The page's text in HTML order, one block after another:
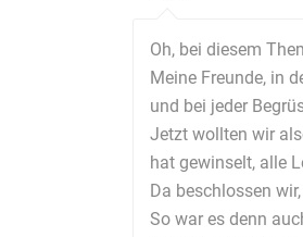
Oh, bei diesem
Meine Freunde, in
und bei jeder
Jetzt wollten wir
hat gewinselt, alle
Da beschlossen
So war es denn